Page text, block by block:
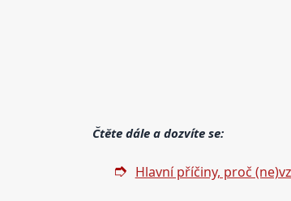
Čtěte dále a dozvíte se:
Hlavní příčiny, proč